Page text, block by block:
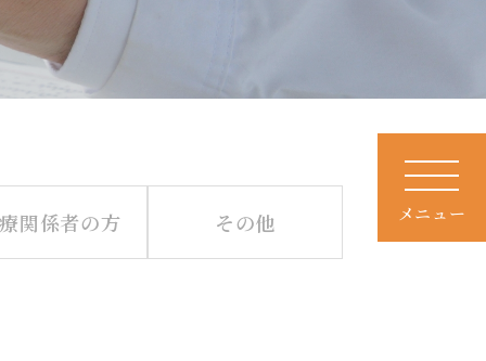
メニュー
関係者の方 その他